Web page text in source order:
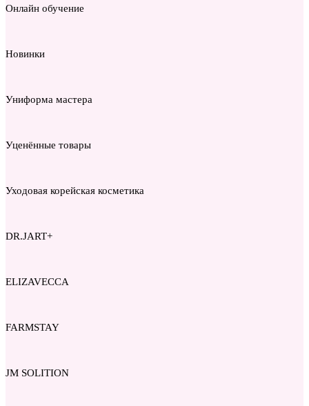
Онлайн обучение
Новинки
Униформа мастера
Уценённые товары
Уходовая корейская косметика
DR.JART+
ELIZAVECCA
FARMSTAY
JM SOLITION